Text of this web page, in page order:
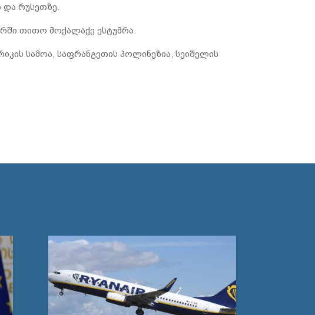
და რუსეთზე.
თითო მოქალაქე ესტუმრა.
სამოა, საფრანგეთის პოლინეზია, სეიშელის